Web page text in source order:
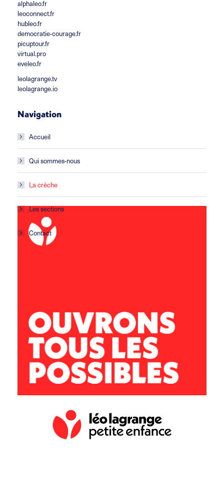
alphaleo.fr
leoconnect.fr
hubleo.fr
democratie-courage.fr
picuptour.fr
virtual.pro
eveleo.fr
leolagrange.tv
leolagrange.io
Navigation
Accueil
Qui sommes-nous
La crèche
Les sections
Contact
lasource@leolagrange.org